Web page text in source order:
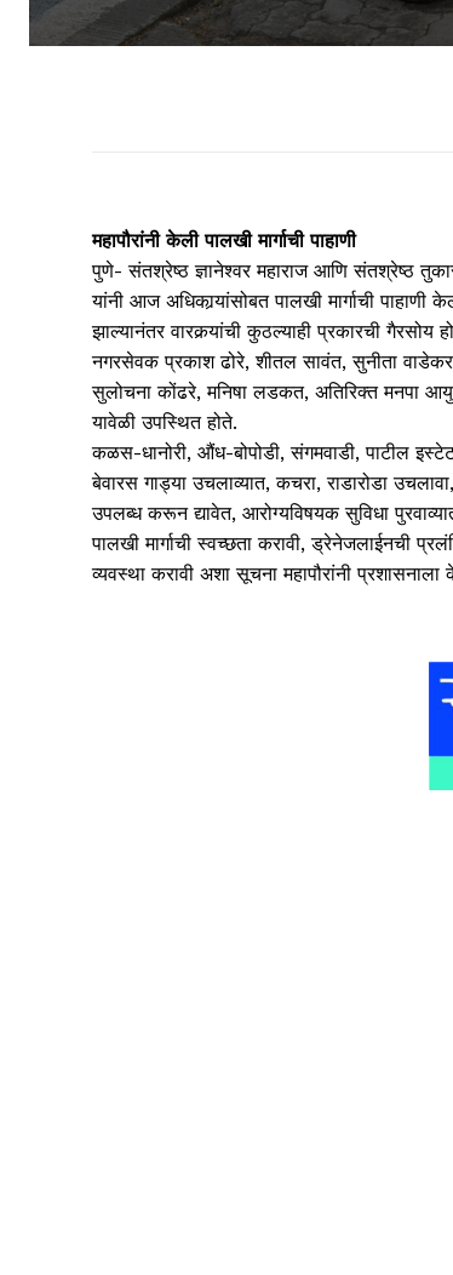
महापौरांनी केली पालखी मार्गाची पाहाणी
पुणे- संतश्रेष्ठ ज्ञानेश्‍वर महाराज आणि संतश्रेष्ठ
यांनी आज अधिकार्‍यांसोबत पालखी मार्गाची
झाल्यानंतर वारकर्‍यांची कुठल्याही प्रकारची गैरसोय
नगरसेवक प्रकाश ढोरे, शीतल सावंत, सुनीता
सुलोचना कोंढरे, मनिषा लडकत, अतिरिक्त मनपा
यावेळी उपस्थित होते.
कळस-धानोरी, औंध-बोपोडी, संगमवाडी, पाटील
बेवारस गाड्या उचलाव्यात, कचरा, राडारोडा
उपलब्ध करून द्यावेत, आरोग्यविषयक सुविधा
पालखी मार्गाची स्वच्छता करावी, ड्रेनेजलाईनची
व्यवस्था करावी अशा सूचना महापौरांनी प्रशासनाला